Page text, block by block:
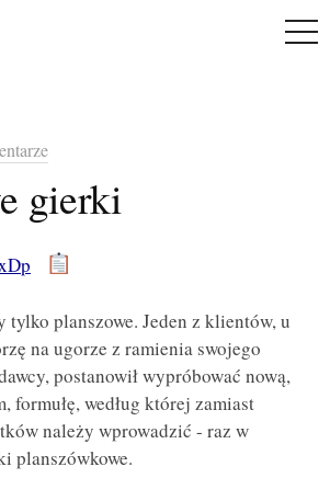
gierki
planszowe. Jeden z klientów, u
na ugorze z ramienia swojego
postanowił wypróbować nową,
formułę, według której zamiast
należy wprowadzić - raz w
planszówkowe.